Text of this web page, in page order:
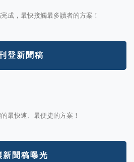
成，最快接觸最多讀者的方案！
登新聞稿
最快速、最便捷的方案！
新聞稿曝光